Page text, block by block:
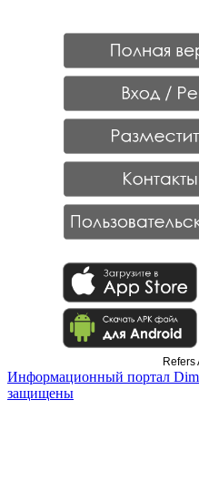
Refers
Информационный портал
защищены